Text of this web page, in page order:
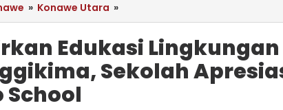
» Konawe Utara »
AKP
Hadirkan
Edukasi
Lingkungan
di
Edukasi Lingkungan
Sekolah
School